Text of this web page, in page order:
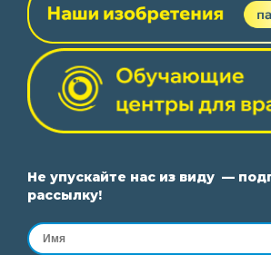
Не упускайте нас из виду —
рассылку!